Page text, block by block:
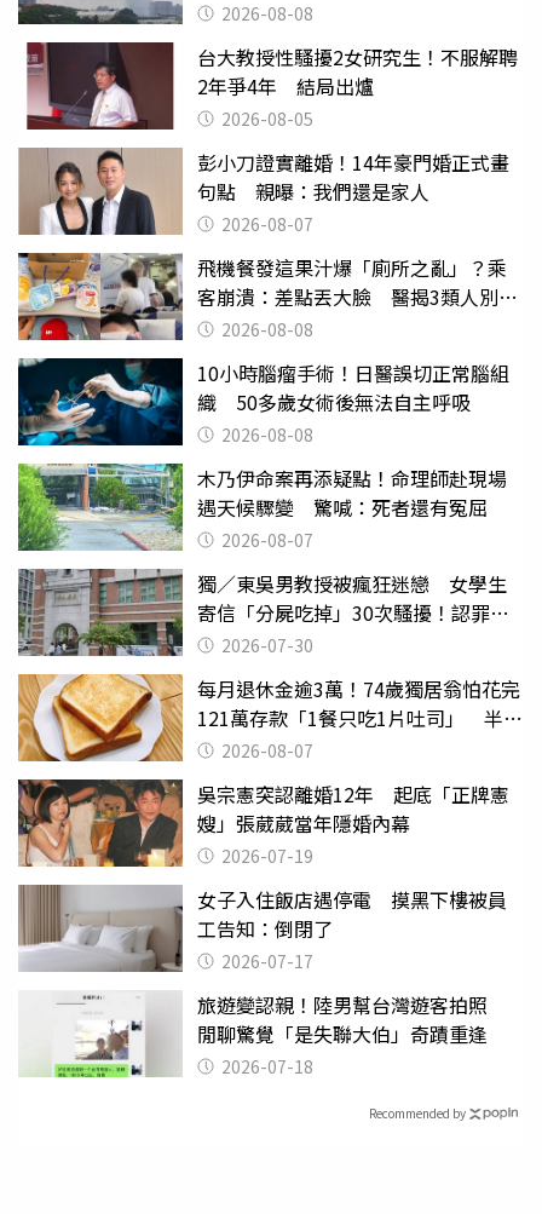
2026-08-08
台大教授性騷擾2女研究生！不服解聘
2年爭4年 結局出爐
2026-08-05
彭小刀證實離婚！14年豪門婚正式畫
句點 親曝：我們還是家人
2026-08-07
飛機餐發這果汁爆「廁所之亂」？乘
客崩潰：差點丟大臉 醫揭3類人別亂
喝 2026-08-08
10小時腦瘤手術！日醫誤切正常腦組
織 50多歲女術後無法自主呼吸
2026-08-08
木乃伊命案再添疑點！命理師赴現場
遇天候驟變 驚喊：死者還有冤屈
2026-08-07
獨／東吳男教授被瘋狂迷戀 女學生
寄信「分屍吃掉」30次騷擾！認罪免
關 2026-07-30
每月退休金逾3萬！74歲獨居翁怕花完
121萬存款「1餐只吃1片吐司」 半年
後暴瘦嚇壞女兒
2026-08-07
吳宗憲突認離婚12年 起底「正牌憲
嫂」張葳葳當年隱婚內幕
2026-07-19
女子入住飯店遇停電 摸黑下樓被員
工告知：倒閉了
2026-07-17
旅遊變認親！陸男幫台灣遊客拍照
閒聊驚覺「是失聯大伯」奇蹟重逢
2026-07-18
Recommended by